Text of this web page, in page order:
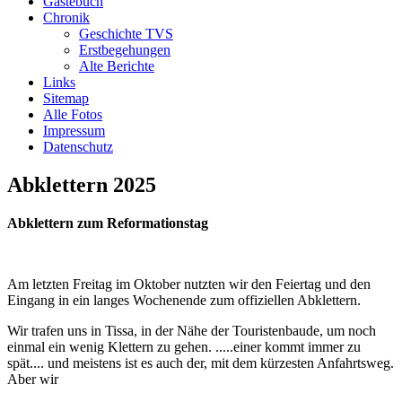
freuen.
Link zum Gästebuch
Ein paar Fotos von
unseren Aktivitäten
Viel Spaß beim schauen...
Link zur Fotoshow
Aktivitäten
100.Stiftungsfest
Unser Gästebuch
Eintrag in unser Gästebuch
freuen.
Link zum Gästebuch
Chronik
Geschichte TVS
Erstbegehungen
Alte Berichte
Links
Sitemap
Alle Fotos
Impressum
Datenschutz
Abklettern 2025
Abklettern zum Reformationstag
Am letzten Freitag im Oktober nutzten wir den Feiertag und den
Eingang in ein langes Wochenende zum offiziellen Abklettern.
Wir trafen uns in Tissa, in der Nähe der Touristenbaude, um noch
einmal ein wenig Klettern zu gehen. .....einer kommt immer zu
spät.... und meistens ist es auch der, mit dem kürzesten Anfahrtsweg.
Aber wir